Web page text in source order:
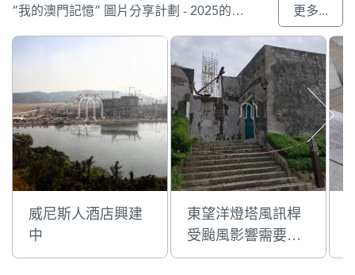
“我的澳門記憶” 圖片分享計劃 - 2025的參與作品 更多...
威尼斯人酒店興建
中
東望洋燈塔風訊桿
受颱風影響需要維
修